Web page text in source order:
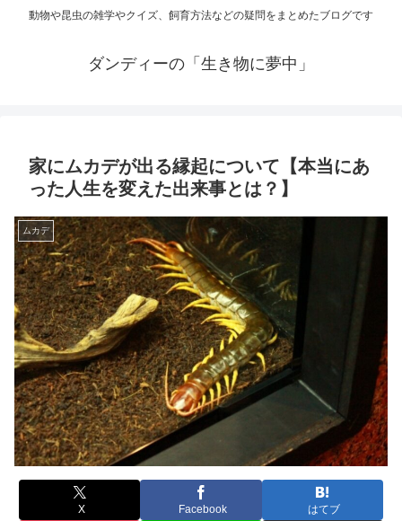
動物や昆虫の雑学やクイズ、飼育方法などの疑問をまとめたブログです
ダンディーの「生き物に夢中」
家にムカデが出る縁起について【本当にあ
った人生を変えた出来事とは？】
ムカデ
X Facebook はてブ